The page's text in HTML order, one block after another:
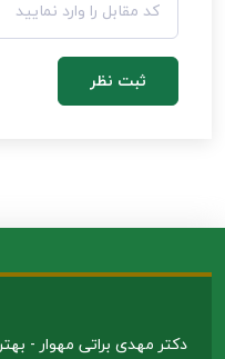
ثبت نظر
دکتر مهدی براتی مهوار -